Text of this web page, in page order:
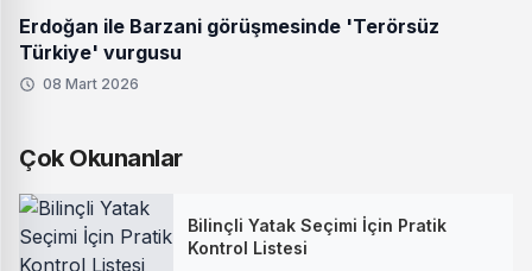
Erdoğan ile Barzani görüşmesinde 'Terörsüz
Türkiye' vurgusu
08 Mart 2026
Çok Okunanlar
Bilinçli Yatak Seçimi İçin Pratik
Kontrol Listesi